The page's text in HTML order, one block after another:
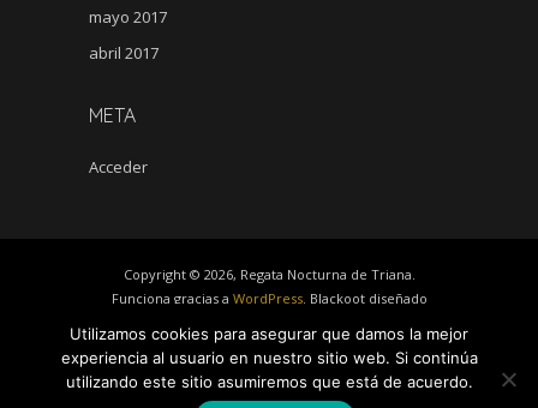
mayo 2017
abril 2017
META
Acceder
Copyright © 2026, Regata Nocturna de Triana.
Funciona gracias a WordPress. Blackoot diseñado
Bienvenidos Noticias Regata
Sevilla
Prensa
Multimedia Contacto.
Utilizamos cookies para asegurar que damos la mejor
experiencia al usuario en nuestro sitio web. Si continúa
utilizando este sitio asumiremos que está de acuerdo.